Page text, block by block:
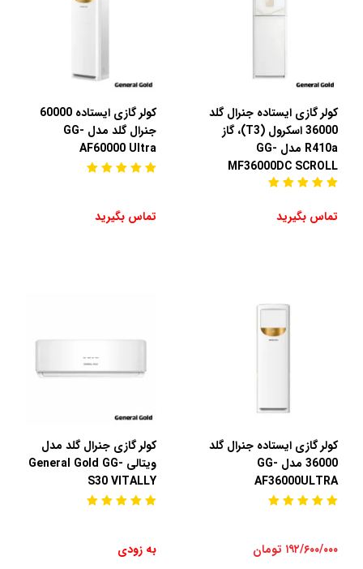
کولر گازی ایستاده جنرال گلد
36000 اسکرول (T3)، گاز
R410a مدل GG-
MF36000DC SCROLL
تماس بگیرید
کولر گازی ایستاده 60000
جنرال گلد مدل GG-
AF60000 Ultra
تماس بگیرید
کولر گازی ایستاده جنرال گلد
36000 مدل GG-
AF36000ULTRA
۱۹۲/۶۰۰/۰۰۰ تومان
کولر گازی جنرال گلد مدل
ویتالی General Gold GG-
S30 VITALLY
به زودی